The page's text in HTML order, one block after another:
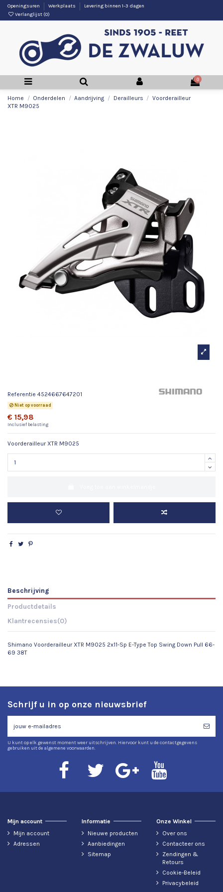
Openingsuren Werkplaats
Levering binnen 1-3 dagen
Verlanglijst (0)
0
Home Onderdelen Aandrijving Derailleurs
Voorderailleur
XTR M9025
Referentie 4524667647201
Niet op voorraad
€ 15,98
Inclusief belasting
Voorderailleur XTR M9025
Beschrijving
Productdetails
Klantrecensies(0)
Shimano Voorderailleur XTR M9025 2x11-Sp E-Type Top Swing Down Pull 66-
69 38T
Schrijf u in op onze nieuwsbrief
U kunt op elk gewenst moment weer uitschrijven. Hiervoor kunt u de contactgegevens
gebruiken uit de algemene voorwaarden.
Mijn account
Mijn account
Adressen
Informatie
Nieuwe producten
Aanbiedingen
Sitemap
Onze Winkel
Over ons
Contacteer ons
Zendingen &
Retours
Cookie-Beleid
Privacybeleid